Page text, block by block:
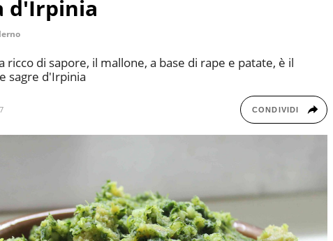
d'Irpinia
ricco di sapore, il mallone, a base di rape e patate, è il
sagre d'Irpinia
CONDIVIDI